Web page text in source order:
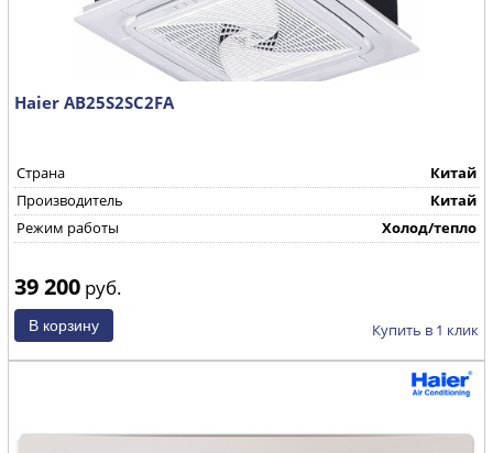
Haier AB25S2SC2FA
Страна
Китай
Производитель
Китай
Режим работы
Холод/тепло
39 200 руб.
Купить в 1 клик